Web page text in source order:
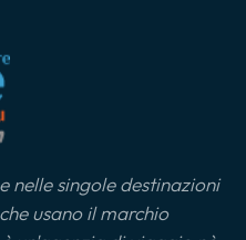
più suggestivi della
UNESCO e nella
che ha reso questa
eco-
del cicloturismo alla
ogni livello.
nelle singole destinazioni
usano il marchio